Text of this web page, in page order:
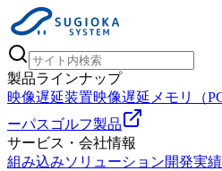
製品ラインナップ
映像遅延装置映像遅延メモリ（
ーパスゴルフ製品
サービス・会社情報
組み込みソリューション開発実